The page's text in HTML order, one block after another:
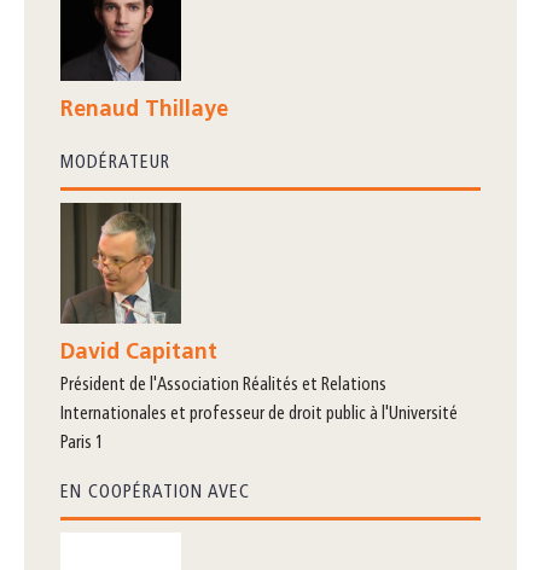
Renaud Thillaye
MODÉRATEUR
David Capitant
président de l'Association Réalités et Relations
Internationales et professeur de droit public à l'Université
Paris 1
EN COOPÉRATION AVEC